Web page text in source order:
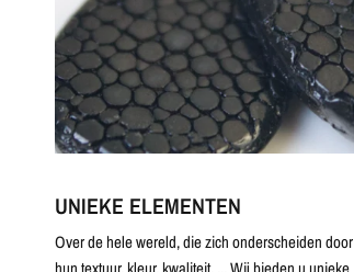
UNIEKE ELEMENTEN
Over de hele wereld, die zich onderscheiden door